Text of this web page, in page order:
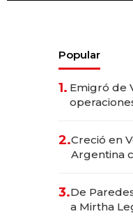
Popular
1. Emigró de
2.Creció en
Argentina
las
3.De
a Mirtha